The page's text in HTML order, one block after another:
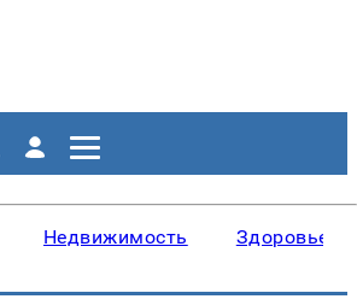
Недвижимость Здоровье